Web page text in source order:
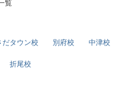
だタウン校 別府校
中津校
折尾校